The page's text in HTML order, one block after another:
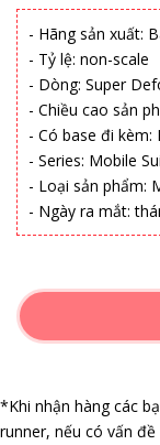
- Hãng sản xuất:
- Tỷ lệ: non-scale
- Dòng: Super
- Chiều cao sản
- Có base đi kèm:
- Series: Mobile
- Loại sản phẩm:
- Ngày ra mắt:
*Khi nhận hàng các
runner, nếu có vấn